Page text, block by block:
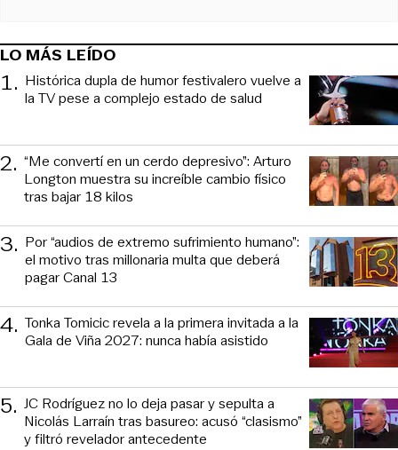
LO MÁS LEÍDO
1. Histórica dupla de humor festivalero vuelve a
la TV pese a complejo estado de salud
2. “Me convertí en un cerdo depresivo”: Arturo
Longton muestra su increíble cambio físico
tras bajar 18 kilos
3. Por “audios de extremo sufrimiento humano”:
el motivo tras millonaria multa que deberá
pagar Canal 13
4. Tonka Tomicic revela a la primera invitada a la
Gala de Viña 2027: nunca había asistido
5. JC Rodríguez no lo deja pasar y sepulta a
Nicolás Larraín tras basureo: acusó “clasismo”
y filtró revelador antecedente